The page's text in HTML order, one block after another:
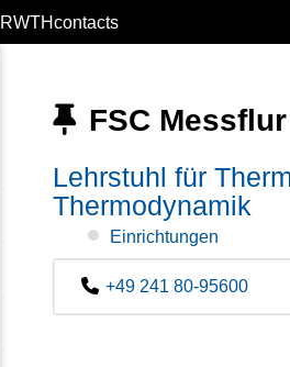
RWTHcontacts
FSC
Lehrstuhl für
Thermodynamik
Einrichtungen
+49 241 80-95600